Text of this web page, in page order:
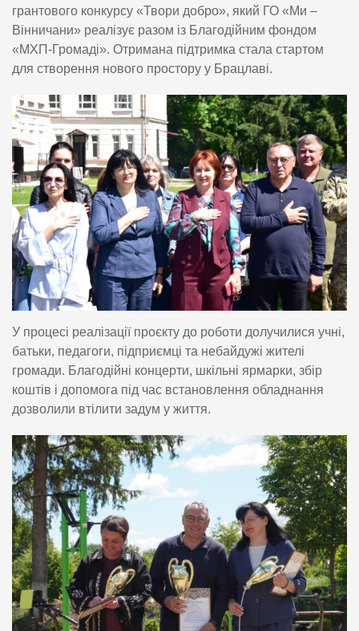
грантового конкурсу «Твори добро», який ГО «Ми –
Вінничани» реалізує разом із Благодійним фондом
«МХП-Громаді». Отримана підтримка стала стартом
для створення нового простору у Брацлаві.
У процесі реалізації проєкту до роботи долучилися учні,
батьки, педагоги, підприємці та небайдужі жителі
громади. Благодійні концерти, шкільні ярмарки, збір
коштів і допомога під час встановлення обладнання
дозволили втілити задум у життя.